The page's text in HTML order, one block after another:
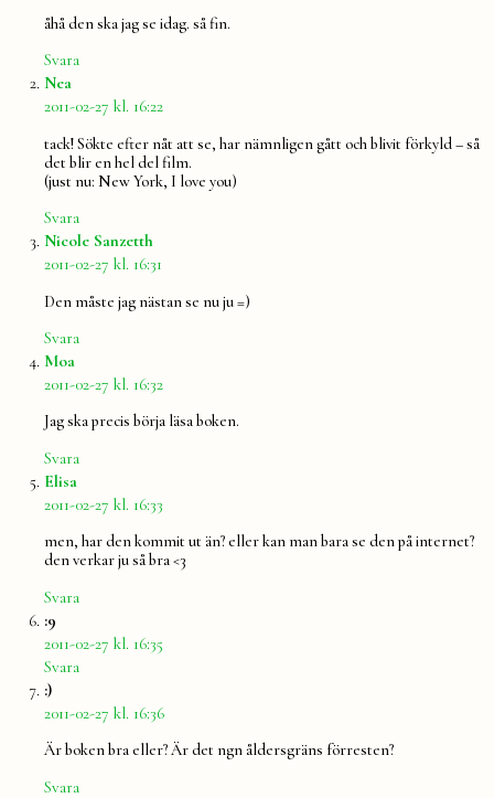
åhå den ska jag se idag. så fin.
Svara
Nea
2011-02-27 kl. 16:22
tack! Sökte efter nåt att se, har nämnligen gått och blivit förkyld – så
det blir en hel del film.
(just nu: New York, I love you)
Svara
Nicole Sanzetth
2011-02-27 kl. 16:31
Den måste jag nästan se nu ju =)
Svara
Moa
2011-02-27 kl. 16:32
Jag ska precis börja läsa boken.
Svara
Elisa
2011-02-27 kl. 16:33
men, har den kommit ut än? eller kan man bara se den på internet?
den verkar ju så bra <3
Svara
:9
2011-02-27 kl. 16:35
Svara
:)säger:
2011-02-27 kl. 16:36
Är boken bra eller? Är det ngn åldersgräns förresten?
Svara